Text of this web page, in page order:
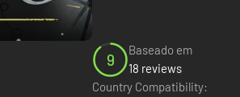
9
Baseado em
18 reviews
Country Compatibility: